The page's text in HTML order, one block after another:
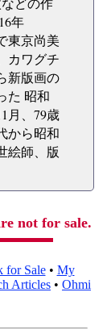
年
東京尚美
カワグチ
新版画の
た 昭和
月、79歳
から昭和
絵師、版
not for sale.
for Sale• My
Articles • Ohmi